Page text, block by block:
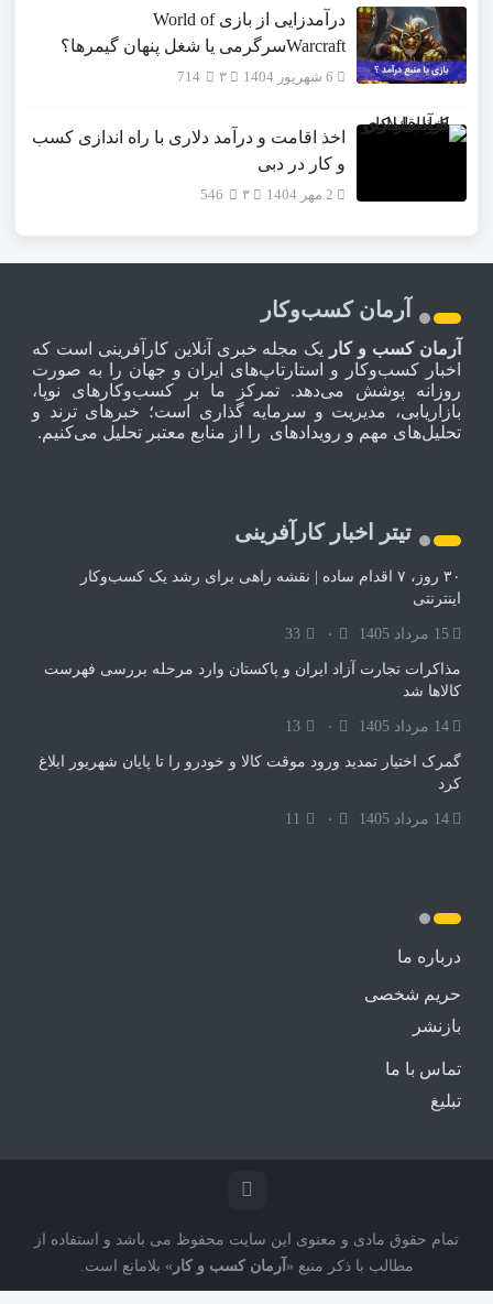
درآمدزایی از بازی World of
Warcraftسرگرمی یا شغل پنهان گیمرها؟
6 شهریور 1404 714
اخذ اقامت و درآمد دلاری با راه اندازی کسب
و کار در دبی
2 مهر 1404 546
آرمان کسب‌وکار
آرمان کسب و کار
یک مجله خبری آنلاین کارآفرینی است که
اخبار کسب‌وکار و استارتاپ‌های ایران و جهان را به صورت
روزانه پوشش می‌دهد. تمرکز ما بر کسب‌وکارهای نوپا،
بازاریابی، مدیریت و سرمایه گذاری است؛ خبرهای ترند و
تحلیل‌های مهم و رویدادهای را از منابع معتبر تحلیل می‌کنیم.
تیتر اخبار کارآفرینی
۳۰ روز، ۷ اقدام ساده | نقشه راهی برای رشد یک کسب‌وکار
اینترنتی
15 مرداد 1405 33
مذاکرات تجارت آزاد ایران و پاکستان وارد مرحله بررسی فهرست
کالاها شد
14 مرداد 1405 13
گمرک اختیار تمدید ورود موقت کالا و خودرو را تا پایان شهریور ابلاغ
کرد
14 مرداد 1405 11
درباره ما
حریم شخصی
بازنشر
تماس با ما
تبلیغ
تمام حقوق مادی و معنوی این سایت محفوظ می باشد و استفاده از
مطالب با ذکر منبع « آرمان کسب و کار » بلامانع است.